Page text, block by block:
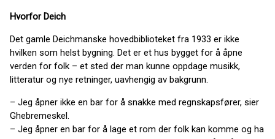
Hvorfor Deich
Det gamle Deichmanske hovedbiblioteket fra 1933 er ikke
hvilken som helst bygning. Det er et hus bygget for å åpne
verden for folk – et sted der man kunne oppdage musikk,
litteratur og nye retninger, uavhengig av bakgrunn.
– Jeg åpner ikke en bar for å snakke med regnskapsfører, sier
Ghebremeskel.
– Jeg åpner en bar for å lage et rom der folk kan komme og ha